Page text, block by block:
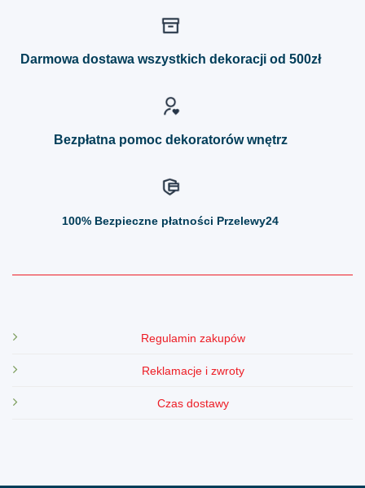
Darmowa dostawa wszystkich dekoracji od 500zł
Bezpłatna pomoc dekoratorów wnętrz
100% Bezpieczne płatności Przelewy24
Regulamin zakupów
Reklamacje i zwroty
Czas dostawy